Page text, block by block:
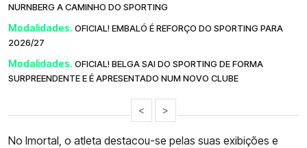
NURNBERG A CAMINHO DO SPORTING
Modalidades. OFICIAL! EMBALÓ É REFORÇO DO SPORTING PARA
2026/27
Modalidades. OFICIAL! BELGA SAI DO SPORTING DE FORMA
SURPREENDENTE E É APRESENTADO NUM NOVO CLUBE
< >
No Imortal, o atleta destacou-se pelas suas exibições e